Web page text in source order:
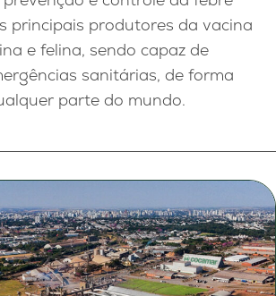
principais produtores da vacina
e felina, sendo capaz de
sanitárias, de forma
parte do mundo.